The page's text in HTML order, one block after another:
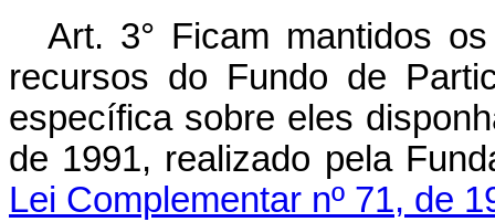
Art. 3° Ficam mantidos
recursos do Fundo de
específica sobre eles
de 1991, realizado pela
Lei Complementar nº 71, de